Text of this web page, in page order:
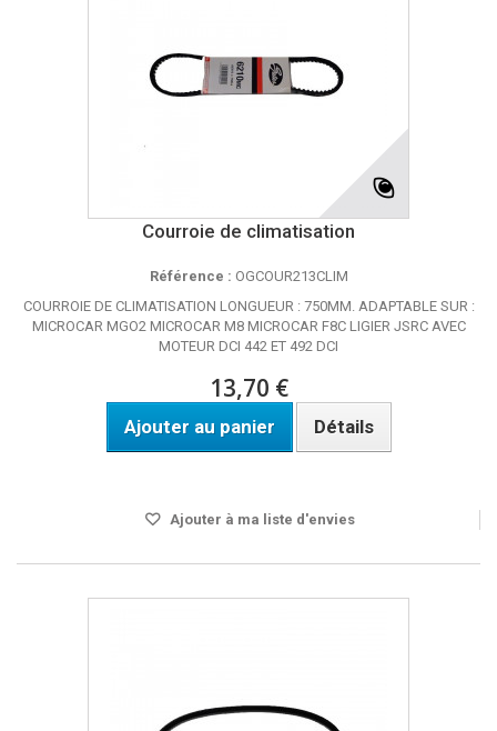
Courroie de climatisation
Référence : OGCOUR213CLIM
COURROIE DE CLIMATISATION LONGUEUR : 750MM. ADAPTABLE SUR :
MICROCAR MGO2 MICROCAR M8 MICROCAR F8C LIGIER JSRC AVEC
MOTEUR DCI 442 ET 492 DCI
13,70 €
Ajouter au panier Détails
Ajouter à ma liste d'envies